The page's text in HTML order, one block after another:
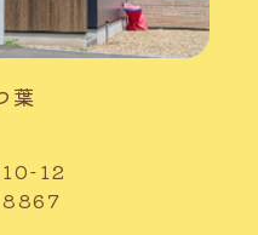
葉
10-12
8867